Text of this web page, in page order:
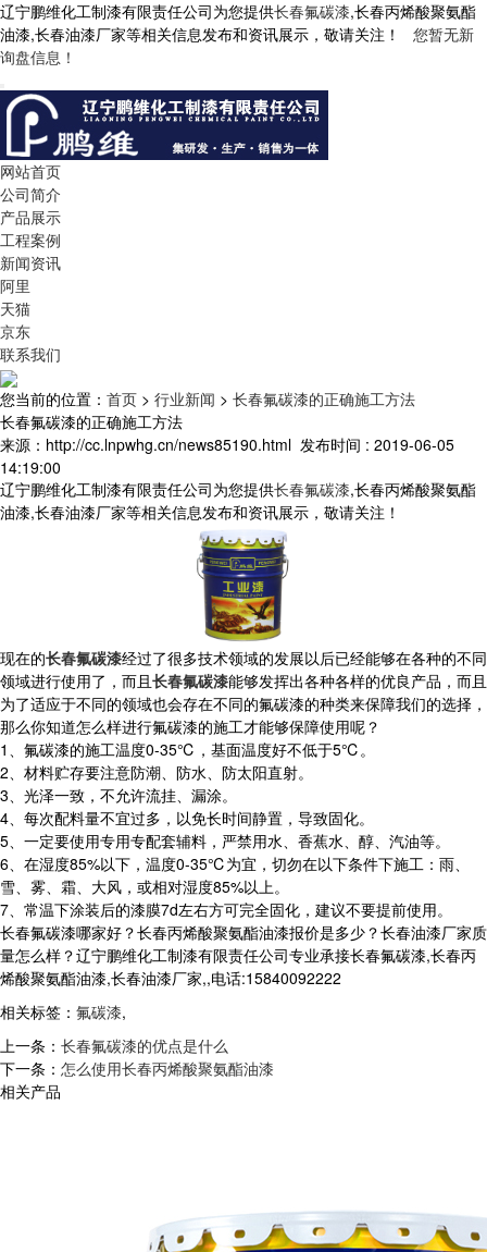
辽宁鹏维化工制漆有限责任公司为您提供长春氟碳漆,长春丙烯酸聚氨酯
油漆,长春油漆厂家等相关信息发布和资讯展示，敬请关注！ 您暂无新
询盘信息！
网站首页
公司简介
产品展示
工程案例
新闻资讯
阿里
天猫
京东
联系我们
您当前的位置： 首页 > 行业新闻 > 长春氟碳漆的正确施工方法
长春氟碳漆的正确施工方法
来源：http://cc.lnpwhg.cn/news85190.html 发布时间 : 2019-06-05
14:19:00
辽宁鹏维化工制漆有限责任公司为您提供长春氟碳漆,长春丙烯酸聚氨酯
油漆,长春油漆厂家等相关信息发布和资讯展示，敬请关注！
现在的长春氟碳漆经过了很多技术领域的发展以后已经能够在各种的不同
领域进行使用了，而且长春氟碳漆能够发挥出各种各样的优良产品，而且
为了适应于不同的领域也会存在不同的氟碳漆的种类来保障我们的选择，
那么你知道怎么样进行氟碳漆的施工才能够保障使用呢？
1、氟碳漆的施工温度0-35℃，基面温度好不低于5℃。
2、材料贮存要注意防潮、防水、防太阳直射。
3、光泽一致，不允许流挂、漏涂。
4、每次配料量不宜过多，以免长时间静置，导致固化。
5、一定要使用专用专配套辅料，严禁用水、香蕉水、醇、汽油等。
6、在湿度85%以下，温度0-35℃为宜，切勿在以下条件下施工：雨、
雪、雾、霜、大风，或相对湿度85%以上。
7、常温下涂装后的漆膜7d左右方可完全固化，建议不要提前使用。
长春氟碳漆哪家好？长春丙烯酸聚氨酯油漆报价是多少？长春油漆厂家质
量怎么样？辽宁鹏维化工制漆有限责任公司专业承接长春氟碳漆,长春丙
烯酸聚氨酯油漆,长春油漆厂家,,电话:15840092222
相关标签： 氟碳漆,
上一条： 长春氟碳漆的优点是什么
下一条： 怎么使用长春丙烯酸聚氨酯油漆
相关产品